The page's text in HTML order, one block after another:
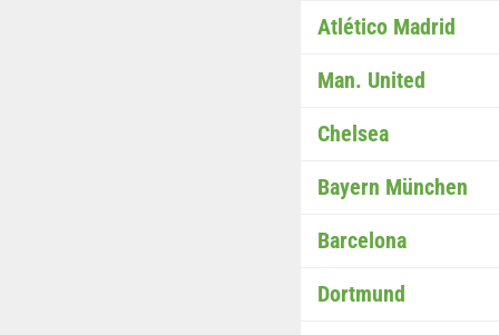
Atlético Madrid
Man. United
Chelsea
Bayern München
Barcelona
Dortmund